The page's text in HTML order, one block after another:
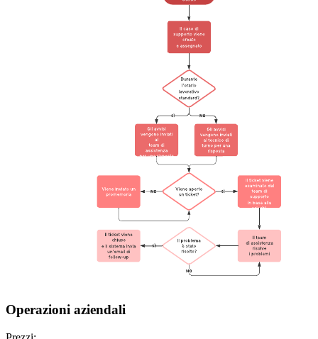
Operazioni aziendali